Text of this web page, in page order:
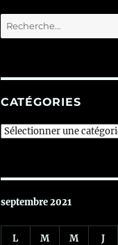
Recherche
pour :
CATÉGORIES
Catégories
septembre 2021
L M M J